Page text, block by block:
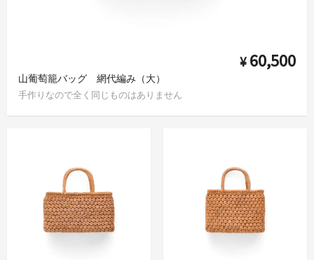
¥ 60,500
山葡萄籠バッグ 網代編み（大）
手作りなので全く同じものはありません